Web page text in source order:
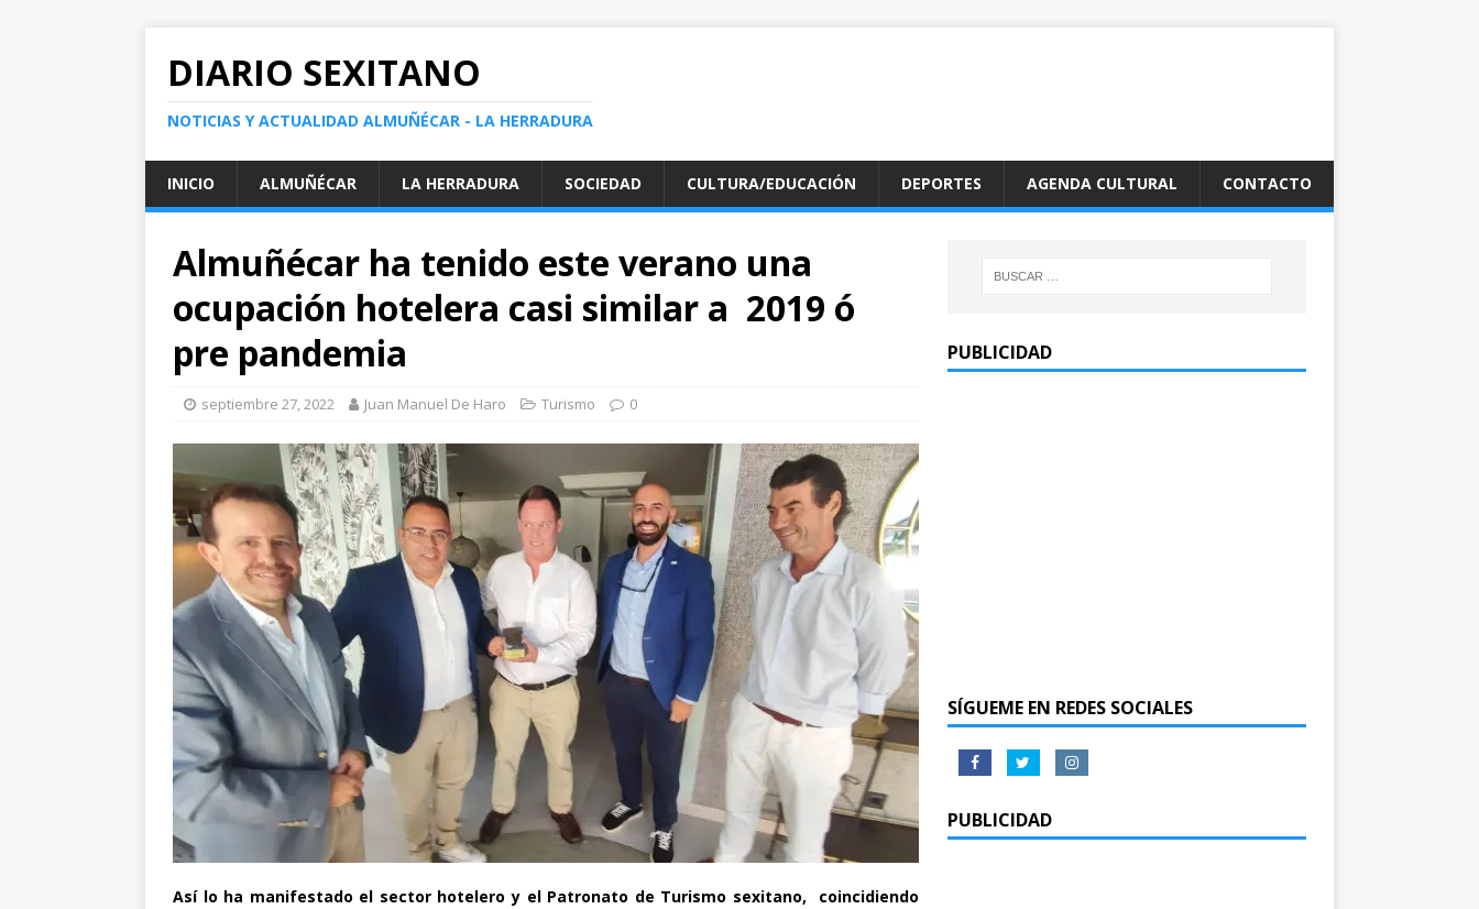
DIARIO SEXITANO
NOTICIAS Y ACTUALIDAD ALMUÑÉCAR - LA HERRADURA
INICIO ALMUÑÉCAR LA HERRADURA SOCIEDAD CULTURA/EDUCACIÓN DEPORTES AGENDA CULTURAL CONTACTO
Almuñécar ha tenido este verano una
ocupación hotelera casi similar a 2019 ó
pre pandemia
septiembre 27, 2022 Juan Manuel De Haro Turismo 0
Así lo ha manifestado el sector hotelero y el Patronato de Turismo sexitano, coincidiendo
PUBLICIDAD
SÍGUEME EN REDES SOCIALES
PUBLICIDAD